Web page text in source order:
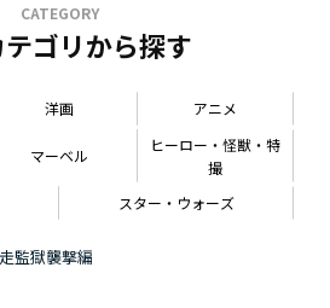
CATEGORY
ゴリから探す
洋画 アニメ
マーベル
ヒーロー・怪獣・特
撮
スター・ウォーズ
監獄襲撃編